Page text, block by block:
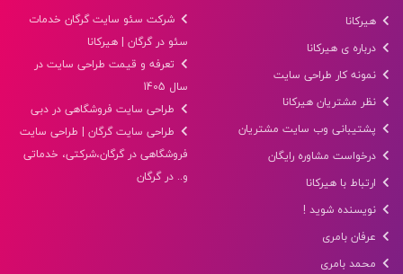
هیرکانا
درباره ی هیرکانا
نمونه کار طراحی سایت
نظر مشتریان هیرکانا
پشتیبانی وب سایت مشتریان
درخواست مشاوره رایگان
ارتباط با هیرکانا
نویسنده شوید !
عرفان بامری
محمد بامری
شرکت سئو سایت گرگان خدمات
سئو در گرگان | هیرکانا
تعرفه و قیمت طراحی سایت در
سال 1405
طراحی سایت فروشگاهی در دبی
طراحی سایت گرگان | طراحی سایت
فروشگاهی در گرگان،شرکتی، خدماتی
و.. در گرگان